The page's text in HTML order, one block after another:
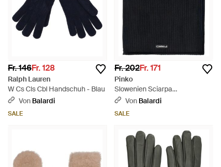
Fr. 146Fr. 128
Ralph Lauren
W Cs Cls Cbl Handschuh - Blau
Von Balardi
SALE
Fr. 202Fr. 171
Pinko
Slowenien Sciarpa
Halbenglisch - Schwarz
Von Balardi
SALE